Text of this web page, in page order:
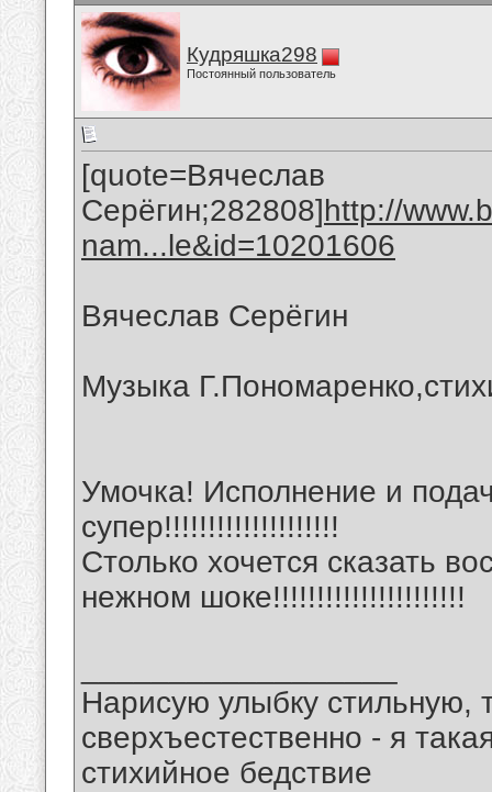
Кудряшка298
Постоянный пользователь
[quote=Вячеслав
Серёгин;282808]http://
nam...le&id=10201606
Вячеслав Серёгин
Музыка
Умочка! Исполнение и
супер!!!!!!!!!!!!!!!!!!!!
Столько хочется сказать
нежном шоке!!!!!!!!!!!!!!!!!!!!!!
Нарисую улыбку стильную,
сверхъестественно - я
стихийное бедствие